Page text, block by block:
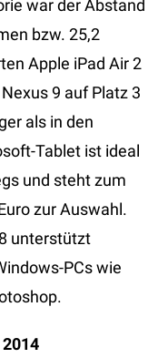
war der Abstand
bzw. 25,2
Apple iPad Air 2
9 auf Platz 3
als in den
Tablet ist ideal
und steht zum
zur Auswahl.
unterstützt
PCs wie